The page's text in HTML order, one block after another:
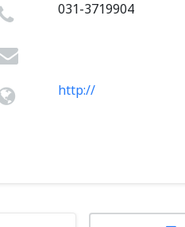
031-3719904
http://